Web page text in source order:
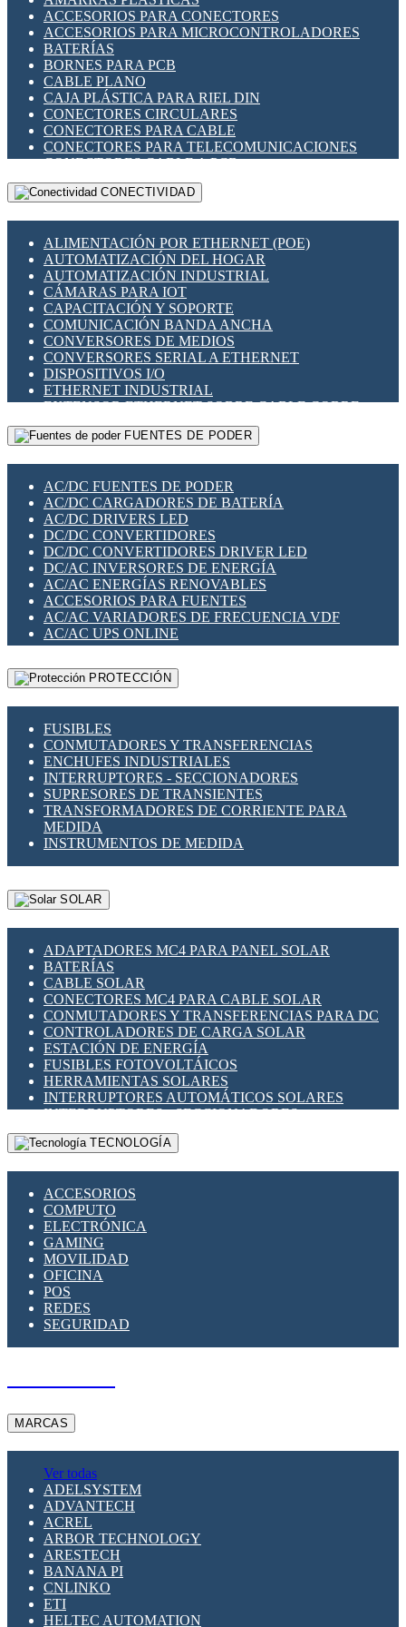
INDICADORES PARA PANEL
INTERFACES DE RELÉ
INTERRUPTORES FIN DE CARRERA
LLAVES CONMUTADORAS
MEDIDORES DE ENERGÍA Y TC'S DE CORRIENTE
MOTORES PASO A PASO
PANTALLAS HMI
PLC -CONTROLADORES LÓGICO PROGRAMABLES
PROGRAMADORES DE HORARIO
RELÉS DE PROTECCIÓN
SENSORES CAPACITIVOS
SENSORES INDUCTIVOS
TEMPORIZADORES
VARIACS
VARIADORES DE FRECUENCIA [VDF]
SECCIONADORES - INTERRUPTORES
MAQUINARIA
ACCESORIOS PARA CONECTORES
ACCESORIOS PARA MICROCONTROLADORES
BATERÍAS
BORNES PARA PCB
CABLE PLANO
CAJA PLÁSTICA PARA RIEL DIN
CONECTORES CIRCULARES
CONECTORES PARA CABLE
CONECTORES PARA TELECOMUNICACIONES
CONECTORES CABLE A PCB
CONECTORES PCB A CABLE
DIP SWITCHES
HERRAMIENTAS VARIAS
ILUMINACIÓN LED
INTERRUPTORES REED
INTERFACES DE RELÉ
OTROS RELÉS
PROTECCIÓN TÉRMICA
RELÉS AUTOMOTRICES
RELÉS DE SEÑAL
RELÉS DE ESTADO SÓLIDO SSR
RELÉS INDUSTRIALES
RELÉS MINIATURA DE POTENCIA
SENSORES MAGNÉTICOS
SWITCH Y MICROSWITCH
TARJETAS PI
UNIÓN Y DERIVACIÓN DE CABLE
CONECTIVIDAD
ALIMENTACIÓN POR ETHERNET (POE)
AUTOMATIZACIÓN DEL HOGAR
AUTOMATIZACIÓN INDUSTRIAL
CÁMARAS PARA IOT
CAPACITACIÓN Y SOPORTE
COMUNICACIÓN BANDA ANCHA
CONVERSORES DE MEDIOS
CONVERSORES SERIAL A ETHERNET
DISPOSITIVOS I/O
ETHERNET INDUSTRIAL
EXTENSOR ETHERNET SOBRE CABLE COBRE
GATEWAY LORAWAN
GESTIÓN DE REDES
PLACAS MODULARES IOT
SWITCHES Y REDES WIFI
SOLUCIONES IOT
SOLUCIONES LORAWAN
SOLUCIONES RED CELULAR
SEGURIDAD PARA REDES
SWITCHES LAN
TELEFONÍA IP (VOIP)
VIGILANCIA IP (CCTV)
MESHTASTIC
FUENTES DE PODER
AC/DC FUENTES DE PODER
AC/DC CARGADORES DE BATERÍA
AC/DC DRIVERS LED
DC/DC CONVERTIDORES
DC/DC CONVERTIDORES DRIVER LED
DC/AC INVERSORES DE ENERGÍA
AC/AC ENERGÍAS RENOVABLES
ACCESORIOS PARA FUENTES
AC/AC VARIADORES DE FRECUENCIA VDF
AC/AC UPS ONLINE
PROTECCIÓN
FUSIBLES
CONMUTADORES Y TRANSFERENCIAS
ENCHUFES INDUSTRIALES
INTERRUPTORES - SECCIONADORES
SUPRESORES DE TRANSIENTES
TRANSFORMADORES DE CORRIENTE PARA
MEDIDA
INSTRUMENTOS DE MEDIDA
SOLAR
ADAPTADORES MC4 PARA PANEL SOLAR
BATERÍAS
CABLE SOLAR
CONECTORES MC4 PARA CABLE SOLAR
CONMUTADORES Y TRANSFERENCIAS PARA DC
CONTROLADORES DE CARGA SOLAR
ESTACIÓN DE ENERGÍA
FUSIBLES FOTOVOLTÁICOS
HERRAMIENTAS SOLARES
INTERRUPTORES AUTOMÁTICOS SOLARES
INTERRUPTORES - SECCIONADORES
FOTOVOLTÁICOS
MONTAJE PANEL SOLAR
SUPRESOR DE TRANSIENTES SPDS PARA
APLICACIONES FOTOVOLTAICAS
TECNOLOGÍA
ACCESORIOS
COMPUTO
ELECTRÓNICA
GAMING
MOVILIDAD
OFICINA
POS
REDES
SEGURIDAD
MARCAS
Ver todas
ADELSYSTEM
ADVANTECH
ACREL
ARBOR TECHNOLOGY
ARESTECH
BANANA PI
CNLINKO
ETI
HELTEC AUTOMATION